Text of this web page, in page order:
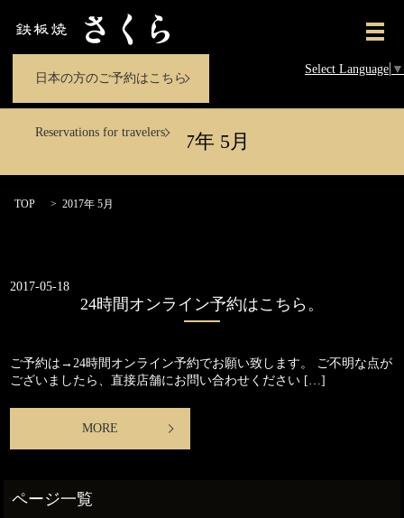
Select Language ▼
日本の方のご予約はこちら
Reservations for travelers
メ
2017年 5月
TOP 2017年 5月
2017-05-18
24時間オンライン予約はこちら。
ご予約は→24時間オンライン予約でお願い致します。 ご不明な点が
ございましたら、直接店舗にお問い合わせください […]
MORE